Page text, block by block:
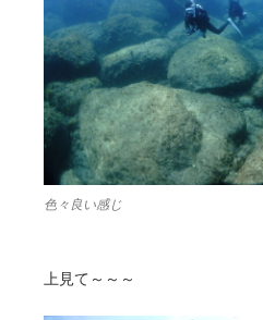
色々良い感じ
上見て～～～